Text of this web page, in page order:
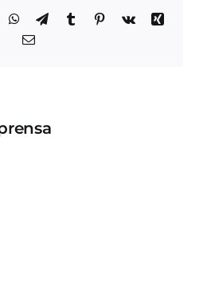
WhatsApp
TelegramTumblrPinterest
Vk
Xing
Correo